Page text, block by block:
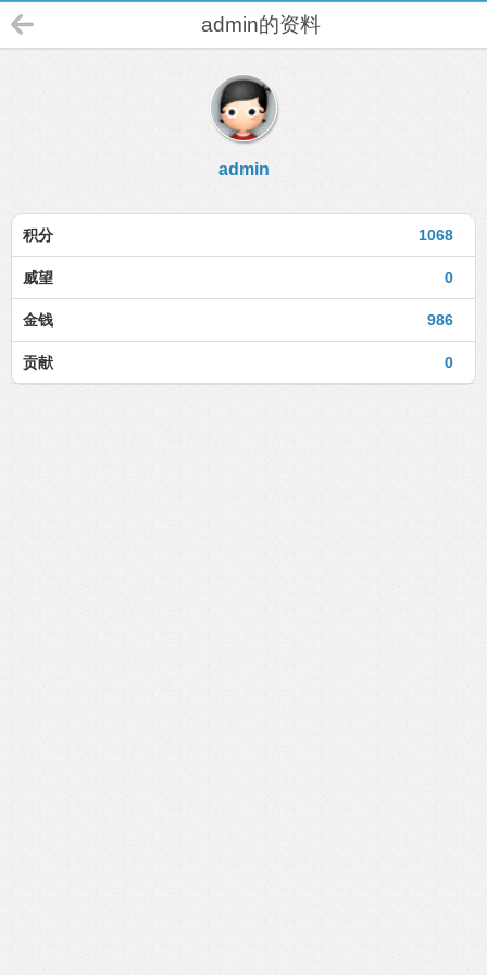
admin的资料
admin
1068
积分
0
威望
986
金钱
0
贡献